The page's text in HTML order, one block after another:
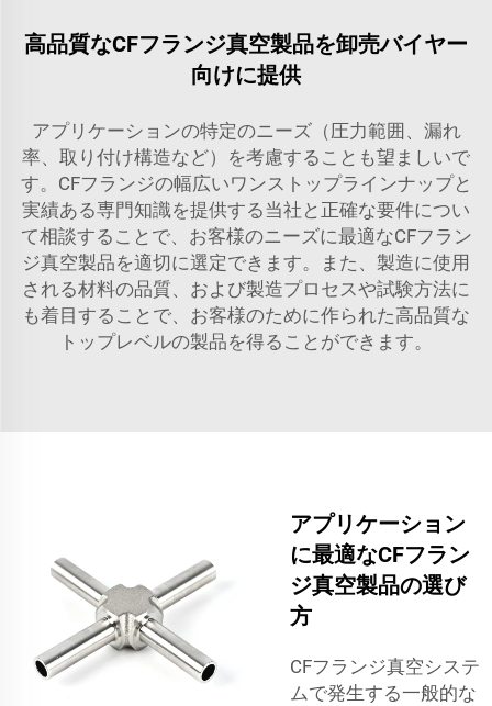
高品質なCFフランジ真空製品を卸売バイヤー
向けに提供
アプリケーションの特定のニーズ（圧力範囲、漏れ
率、取り付け構造など）を考慮することも望ましいで
す。CFフランジの幅広いワンストップラインナップと
実績ある専門知識を提供する当社と正確な要件につい
て相談することで、お客様のニーズに最適なCFフラン
ジ真空製品を適切に選定できます。また、製造に使用
される材料の品質、および製造プロセスや試験方法に
も着目することで、お客様のために作られた高品質な
トップレベルの製品を得ることができます。
アプリケーション
に最適なCFフラン
ジ真空製品の選び
方
CFフランジ真空システ
ムで発生する一般的な